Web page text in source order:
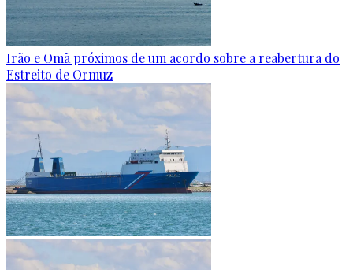
Irão e Omã próximos de um acordo sobre a reabertura do
Estreito de Ormuz